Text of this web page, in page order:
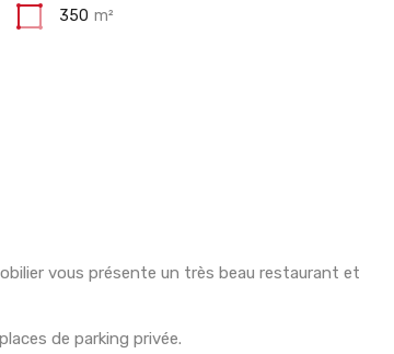
350 m²
vous présente un très beau restaurant et
de parking privée.